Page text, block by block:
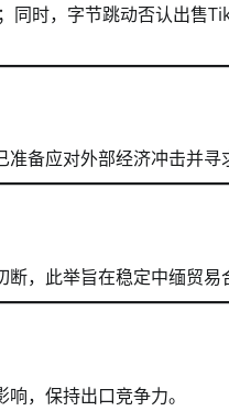
同时，字节跳动否认出售
备应对外部经济冲击并寻
，此举旨在稳定中缅贸易
，保持出口竞争力。